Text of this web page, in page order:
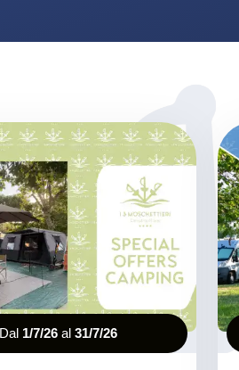
Dal 1/7/26al 31/7/26